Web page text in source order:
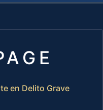
en Delito Grave